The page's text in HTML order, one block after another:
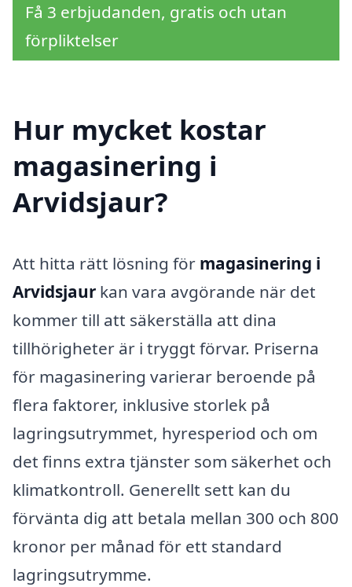
Få 3 erbjudanden, gratis och utan
förpliktelser
Hur mycket kostar
magasinering i
Arvidsjaur?
Att hitta rätt lösning för magasinering i
Arvidsjaur kan vara avgörande när det
kommer till att säkerställa att dina
tillhörigheter är i tryggt förvar. Priserna
för magasinering varierar beroende på
flera faktorer, inklusive storlek på
lagringsutrymmet, hyresperiod och om
det finns extra tjänster som säkerhet och
klimatkontroll. Generellt sett kan du
förvänta dig att betala mellan 300 och 800
kronor per månad för ett standard
lagringsutrymme.